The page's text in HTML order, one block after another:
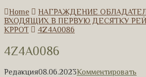
Home
НАГРАЖДЕНИЕ
ВХОДЯЩИХ В ПЕРВУЮ ДЕСЯТКУ
КРРОТ
4Z4A0086
4Z4A0086
Редакция08.06.2023Комментировать